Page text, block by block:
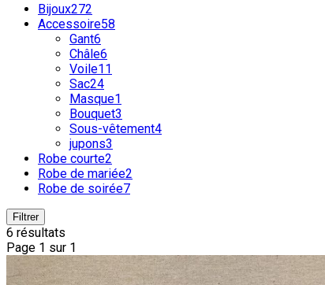
Bijoux272
Accessoire58
Gant6
Châle6
Voile11
Sac24
Masque1
Bouquet3
Sous-vêtement4
jupons3
Robe courte2
Robe de mariée2
Robe de soirée7
Filtrer
6 résultats
Page 1 sur 1